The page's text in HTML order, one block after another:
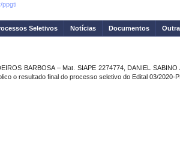
ppgti
Seletivos Notícias Documentos
BARBOSA – Mat. SIAPE 2274774, DANIEL
o resultado final do processo seletivo do Edital 03/